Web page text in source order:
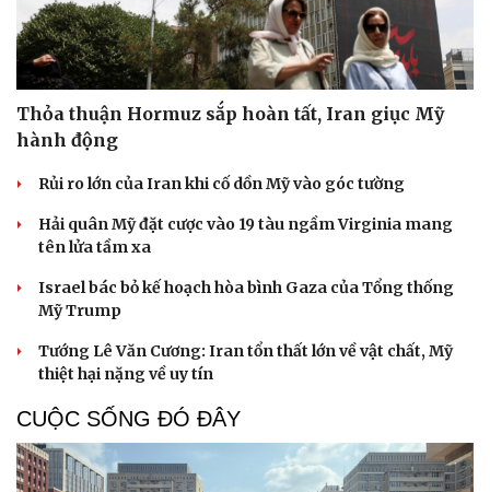
Thỏa thuận Hormuz sắp hoàn tất, Iran giục Mỹ
hành động
Rủi ro lớn của Iran khi cố dồn Mỹ vào góc tường
Hải quân Mỹ đặt cược vào 19 tàu ngầm Virginia mang
tên lửa tầm xa
Israel bác bỏ kế hoạch hòa bình Gaza của Tổng thống
Mỹ Trump
Tướng Lê Văn Cương: Iran tổn thất lớn về vật chất, Mỹ
thiệt hại nặng về uy tín
CUỘC SỐNG ĐÓ ĐÂY